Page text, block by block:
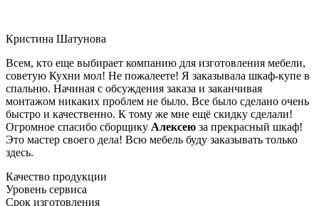
Кристина Шатунова
Всем, кто еще выбирает компанию для изготовления мебели,
советую Кухни мол! Не пожалеете! Я заказывала шкаф-купе в
спальню. Начиная с обсуждения заказа и заканчивая
монтажом никаких проблем не было. Все было сделано очень
быстро и качественно. К тому же мне ещё скидку сделали!
Огромное спасибо сборщику Алексею за прекрасный шкаф!
Это мастер своего дела! Всю мебель буду заказывать только
здесь.
Качество продукции
Уровень сервиса
Срок изготовления